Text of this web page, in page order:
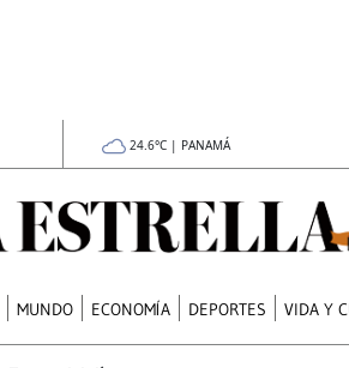
24.6°C | PANAMÁ
MUNDO ECONOMÍA DEPORTES VIDA Y